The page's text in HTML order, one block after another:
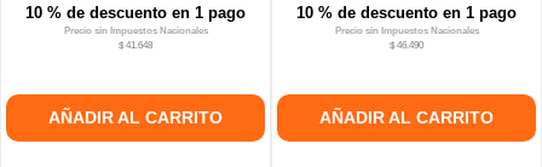
10 % de descuento en 1 pago
Precio sin Impuestos Nacionales
$ 41.648
AÑADIR AL CARRITO
10 % de descuento en 1 pago
Precio sin Impuestos Nacionales
$ 46.490
AÑADIR AL CARRITO